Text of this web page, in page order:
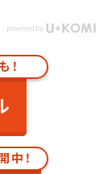
！
中！